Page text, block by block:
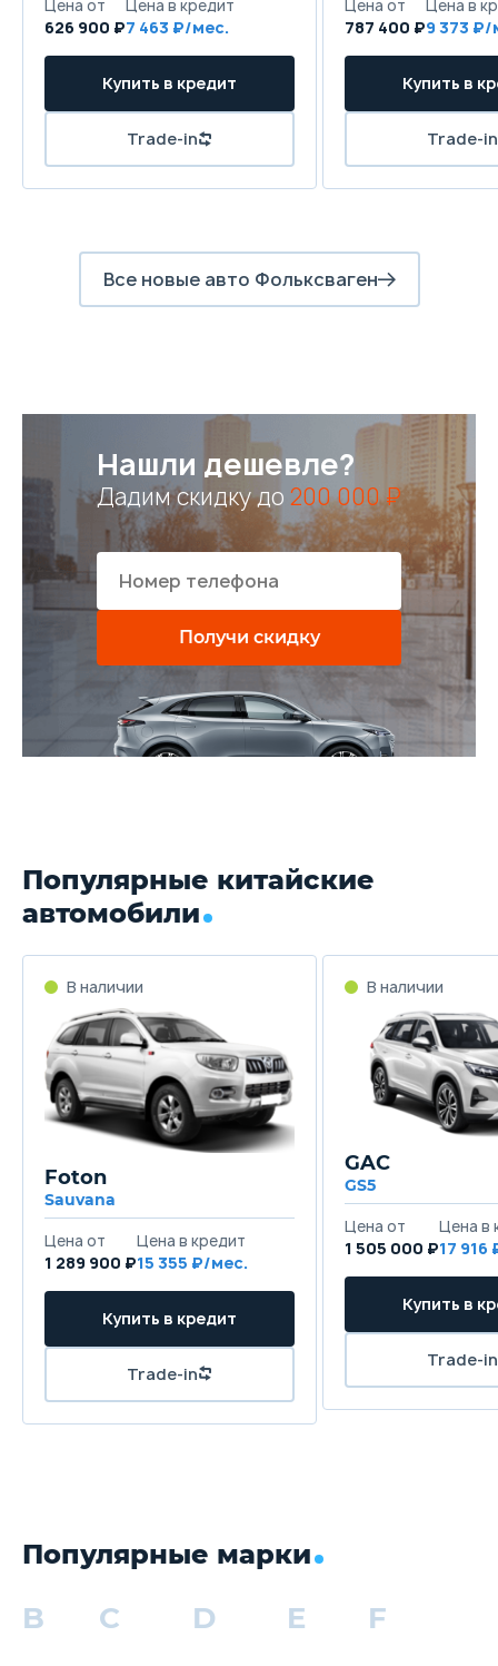
626 900 ₽7 463 787 400 ₽9 373
Все новые авто Фольксваген
Нашли дешевле?
Дадим скидку до 200 000 ₽
Получи скидку
Популярные китайские
автомобили
Foton
Sauvana
1 289 900 ₽15 355
GAC
GS5
1 505 000 ₽17 916
Популярные марки
B C D E F